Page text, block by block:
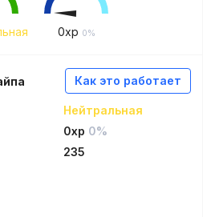
0xp 0%
Как это работает
Нейтральная
0xp 0%
235